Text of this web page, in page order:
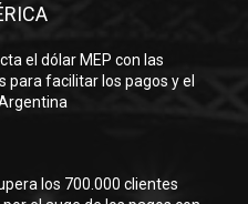
el dólar MEP con las
para facilitar los pagos y el
los 700.000 clientes